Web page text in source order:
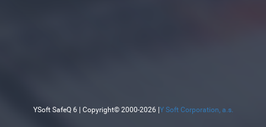
YSoft SafeQ 6 | Copyright© 2000-2026 | Y Soft Corporation, a.s.